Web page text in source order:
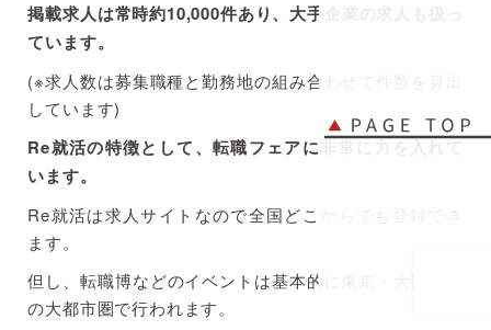
掲載求人は常時約10,000件あり、大手企業の求人も扱っ
ています。
(※求人数は募集職種と勤務地の組み合わせで件数を算出
しています)
Re就活の特徴として、転職フェアに非常に力を入れて
います。
Re就活は求人サイトなので全国どこからでも登録でき
ます。
但し、転職博などのイベントは基本的に東京・大阪など
の大都市圏で行われます。